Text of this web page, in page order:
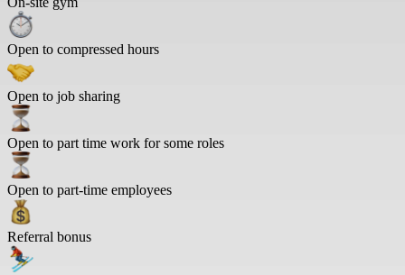
Open to compressed hours
Open to job sharing
Open to part time work for some roles
Open to part-time employees
Referral bonus